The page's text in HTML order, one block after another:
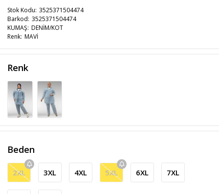
Stok Kodu 3525371504474
Barkod 3525371504474
KUMAŞ DENİM/KOT
Renk MAVİ
Renk
Beden
2XL 3XL 4XL 5XL 6XL 7XL